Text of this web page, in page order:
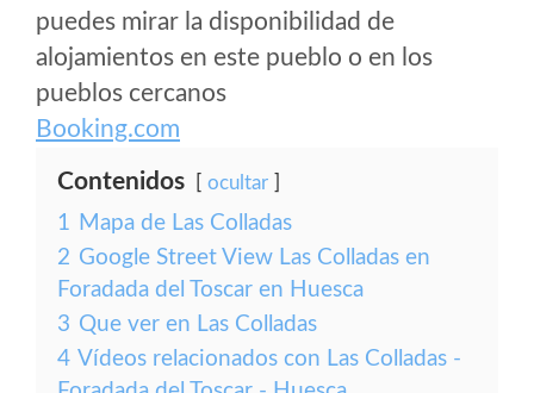
puedes mirar la disponibilidad de
alojamientos en este pueblo o en los
pueblos cercanos
Booking.com
Contenidos ocultar
1 Mapa de Las Colladas
2 Google Street View Las Colladas en
Foradada del Toscar en Huesca
3 Que ver en Las Colladas
4 Vídeos relacionados con Las Colladas -